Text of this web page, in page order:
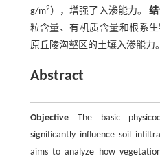
g/m2），增强了入渗能力。
粒含量、有机质含量和根系
原丘陵沟壑区的土壤入渗能力。
Abstract
ObjectiveThe basic
significantly influence soil
aims to analyze how